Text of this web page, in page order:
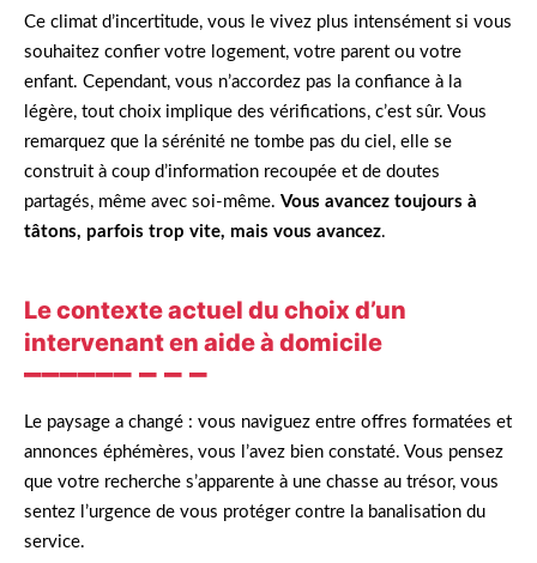
Ce climat d’incertitude, vous le vivez plus intensément si vous
souhaitez confier votre logement, votre parent ou votre
enfant. Cependant, vous n’accordez pas la confiance à la
légère, tout choix implique des vérifications, c’est sûr. Vous
remarquez que la sérénité ne tombe pas du ciel, elle se
construit à coup d’information recoupée et de doutes
partagés, même avec soi-même. Vous avancez toujours à
tâtons, parfois trop vite, mais vous avancez.
Le contexte actuel du choix d’un
intervenant en aide à domicile
Le paysage a changé : vous naviguez entre offres formatées et
annonces éphémères, vous l’avez bien constaté. Vous pensez
que votre recherche s’apparente à une chasse au trésor, vous
sentez l’urgence de vous protéger contre la banalisation du
service.